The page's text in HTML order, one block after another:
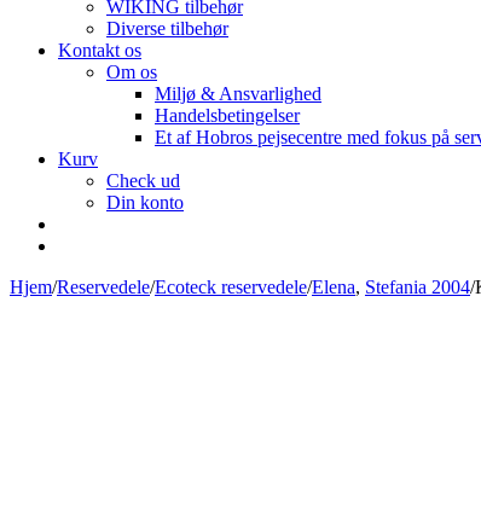
WIKING tilbehør
Diverse tilbehør
Kontakt os
Om os
Miljø & Ansvarlighed
Handelsbetingelser
Et af Hobros pejsecentre med fokus på
Kurv
Check ud
Din konto
Hjem/Reservedele/Ecoteck reservedele/Elena, Stefania 2004/